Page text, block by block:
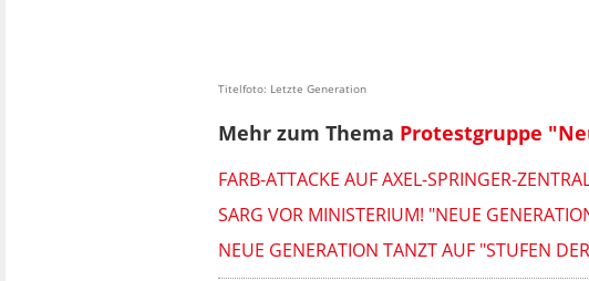
Titelfoto: Letzte Generation
Mehr zum Thema Protestgruppe
FARB-ATTACKE AUF AXEL-SPRINGER-
SARG VOR MINISTERIUM! "NEUE
NEUE GENERATION TANZT AUF "STUFEN